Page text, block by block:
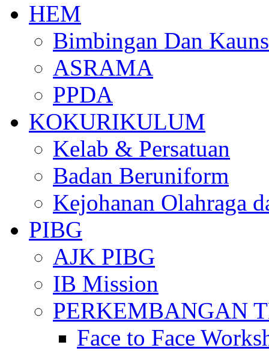
HEM
Bimbingan Dan
ASRAMA
PPDA
KOKURIKULUM
Kelab & Persatuan
Badan Beruniform
Kejohanan Olahraga
PIBG
AJK PIBG
IB Mission
PERKEMBANGAN
Face to Face